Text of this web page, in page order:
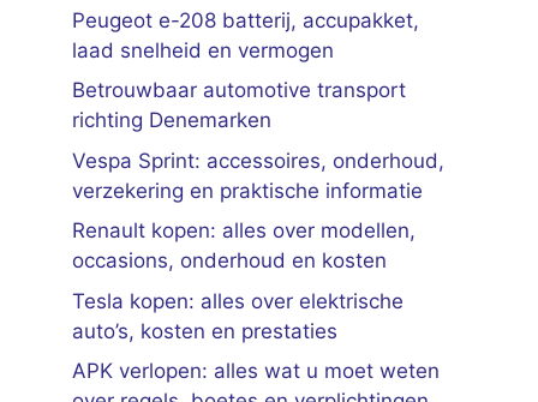
Peugeot e-208 batterij, accupakket,
laad snelheid en vermogen
Betrouwbaar automotive transport
richting Denemarken
Vespa Sprint: accessoires, onderhoud,
verzekering en praktische informatie
Renault kopen: alles over modellen,
occasions, onderhoud en kosten
Tesla kopen: alles over elektrische
auto’s, kosten en prestaties
APK verlopen: alles wat u moet weten